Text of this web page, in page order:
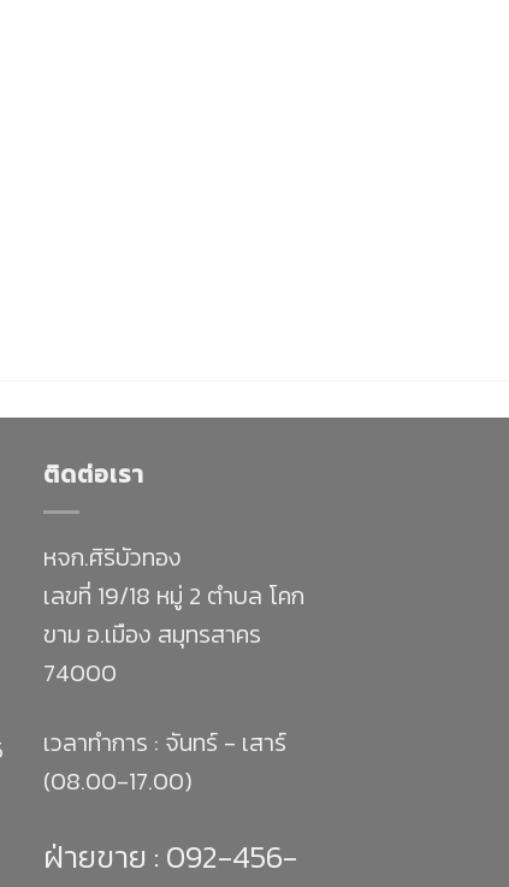
ติดต่อเรา
หจก.ศิริบัวทอง
เลขที่ 19/18 หมู่ 2 ตำบล โคก
ขาม อ.เมือง สมุทรสาคร
74000
เวลาทำการ : จันทร์ - เสาร์
(08.00-17.00)
ฝ่ายขาย : 092-456-